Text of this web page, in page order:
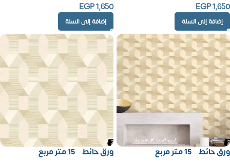
EGP1,650
إضافة إلى السلة
EGP1,650
إضافة إلى السلة
ورق حائط – 15 متر مربع
ورق حائط – 15 متر مربع